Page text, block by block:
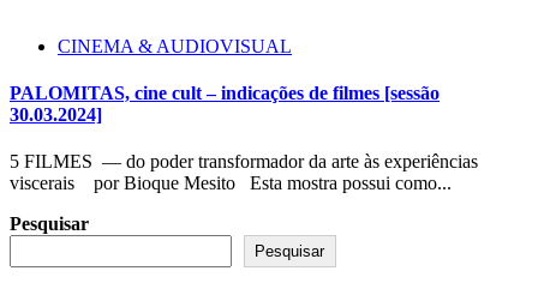
CINEMA & AUDIOVISUAL
PALOMITAS, cine cult – indicações de filmes [sessão
30.03.2024]
5 FILMES — do poder transformador da arte às experiências
viscerais por Bioque Mesito Esta mostra possui como...
Pesquisar
Pesquisar